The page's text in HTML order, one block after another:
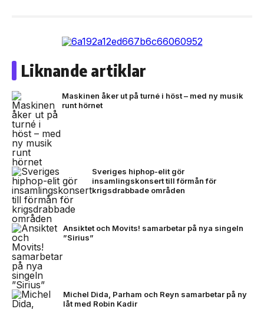
Liknande artiklar
Maskinen åker ut på turné i höst – med ny musik
runt hörnet
Sveriges hiphop-elit gör
insamlingskonsert till förmån för
krigsdrabbade områden
Ansiktet och Movits! samarbetar på nya singeln
”Sirius”
Michel Dida, Parham och Reyn samarbetar på ny
låt med Robin Kadir